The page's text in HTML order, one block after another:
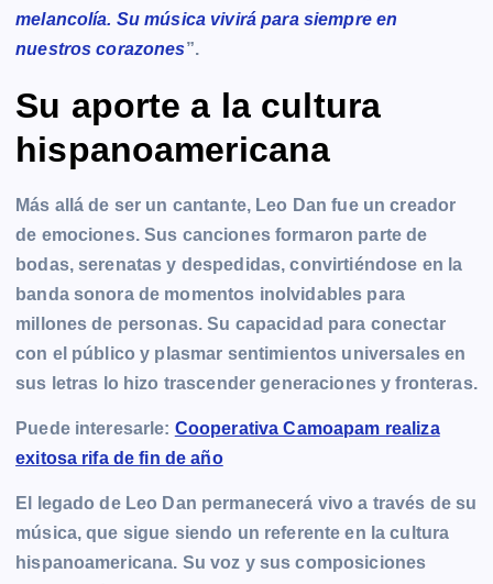
melancolía. Su música vivirá para siempre en
nuestros corazones”.
Su aporte a la cultura
hispanoamericana
Más allá de ser un cantante, Leo Dan fue un creador
de emociones. Sus canciones formaron parte de
bodas, serenatas y despedidas, convirtiéndose en la
banda sonora de momentos inolvidables para
millones de personas. Su capacidad para conectar
con el público y plasmar sentimientos universales en
sus letras lo hizo trascender generaciones y fronteras.
Puede interesarle: Cooperativa Camoapam realiza
exitosa rifa de fin de año
El legado de Leo Dan permanecerá vivo a través de su
música, que sigue siendo un referente en la cultura
hispanoamericana. Su voz y sus composiciones